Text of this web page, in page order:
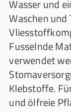
Wasser und
Waschen
Fusselnde
verwendet
Klebstoffe.
und ölfreie